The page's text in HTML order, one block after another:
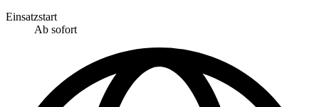
Einsatzstart
Ab sofort